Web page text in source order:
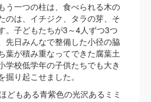
う一つの柱は、食べられる木の
のは、イチジク、タラの芽、そ
。子どもたちが3～4人ずつ3つ
先日みんなで整備した小径の脇
葉が積み重なってできた腐葉土
学校低学年の子供たちでも大き
り起こせました。
どもある青紫色の光沢あるミミ